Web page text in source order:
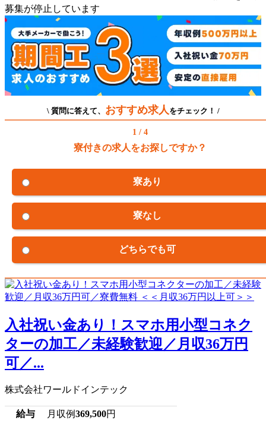
募集が停止しています
\ 質問に答えて、 おすすめ求人 をチェック！ /
1 / 4
寮付きの求人をお探しですか？
寮あり
寮なし
どちらでも可
入社祝い金あり！スマホ用小型コネク
ターの加工／未経験歓迎／月収36万円
可／...
株式会社ワールドインテック
給与 月収例369,500円